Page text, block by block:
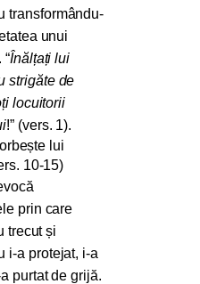
transformându-
unui
“Înălțați lui
strigăte de
locuitorii
!” (vers. 1).
lui
10-15)
prin care
trecut și
i-a protejat, i-a
purtat de grijă.